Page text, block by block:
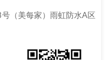
（美每家）雨虹防水A区